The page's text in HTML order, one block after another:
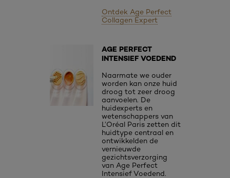
Ontdek Age Perfect
Collagen Expert
AGE PERFECT
INTENSIEF VOEDEND
Naarmate we ouder
worden kan onze huid
droog tot zeer droog
aanvoelen. De
huidexperts en
wetenschappers van
L’Oréal Paris zetten dit
huidtype centraal en
ontwikkelden de
vernieuwde
gezichtsverzorging
van Age Perfect
Intensief Voedend.